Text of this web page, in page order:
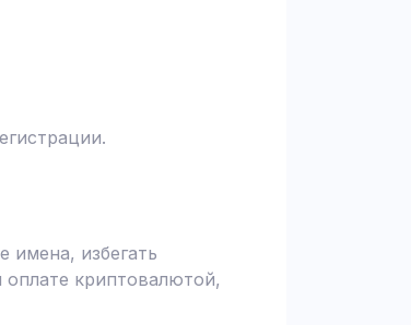
имена, избегать
криптовалютой,